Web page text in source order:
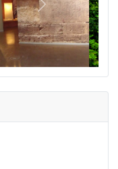
Επόμενο